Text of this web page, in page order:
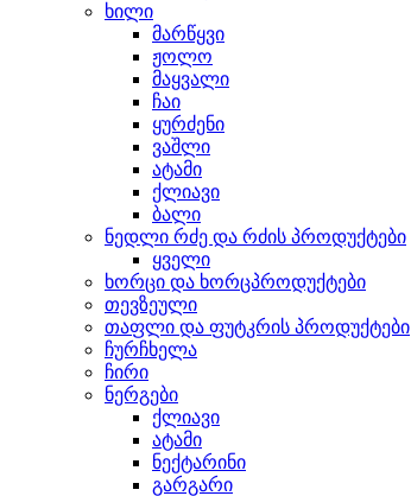
ხილი
მარწყვი
ჟოლო
მაყვალი
ჩაი
ყურძენი
ვაშლი
ატამი
ქლიავი
ბალი
ნედლი რძე და რძის პროდუქტები
ყველი
ხორცი და ხორცპროდუქტები
თევზეული
თაფლი და ფუტკრის პროდუქტები
ჩურჩხელა
ჩირი
ნერგები
ქლიავი
ატამი
ნექტარინი
გარგარი